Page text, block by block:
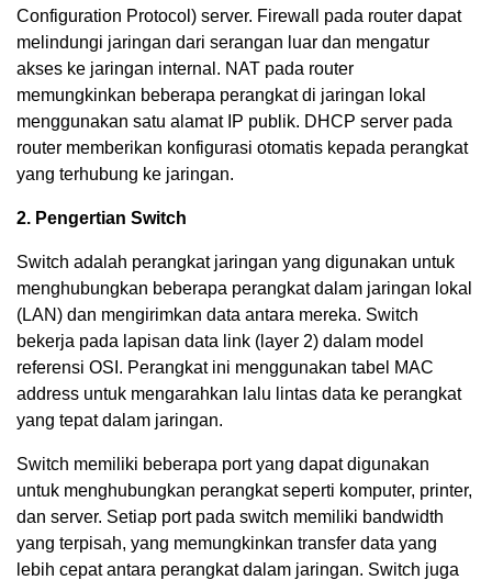
Configuration Protocol) server. Firewall pada router dapat
melindungi jaringan dari serangan luar dan mengatur
akses ke jaringan internal. NAT pada router
memungkinkan beberapa perangkat di jaringan lokal
menggunakan satu alamat IP publik. DHCP server pada
router memberikan konfigurasi otomatis kepada perangkat
yang terhubung ke jaringan.
2. Pengertian Switch
Switch adalah perangkat jaringan yang digunakan untuk
menghubungkan beberapa perangkat dalam jaringan lokal
(LAN) dan mengirimkan data antara mereka. Switch
bekerja pada lapisan data link (layer 2) dalam model
referensi OSI. Perangkat ini menggunakan tabel MAC
address untuk mengarahkan lalu lintas data ke perangkat
yang tepat dalam jaringan.
Switch memiliki beberapa port yang dapat digunakan
untuk menghubungkan perangkat seperti komputer, printer,
dan server. Setiap port pada switch memiliki bandwidth
yang terpisah, yang memungkinkan transfer data yang
lebih cepat antara perangkat dalam jaringan. Switch juga